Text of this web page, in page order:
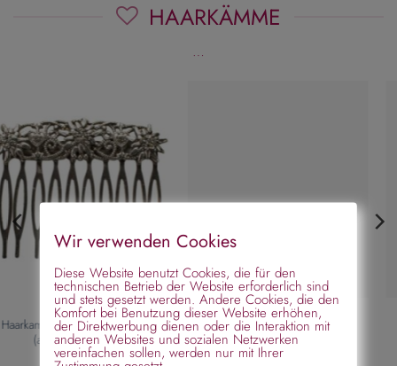
HAARKÄMME
…
Haarkamm mit Blüten und
Blumen
Haarkamm Acetat mit Schleife
und Strass
Wir verwenden Cookies
Diese Website benutzt Cookies, die für den
technischen Betrieb der Website erforderlich sind
und stets gesetzt werden. Andere Cookies, die den
Komfort bei Benutzung dieser Website erhöhen,
der Direktwerbung dienen oder die Interaktion mit
anderen Websites und sozialen Netzwerken
vereinfachen sollen, werden nur mit Ihrer